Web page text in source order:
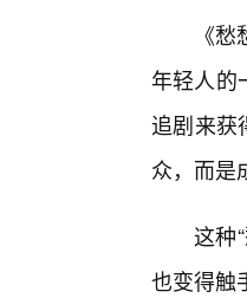
《
年轻人的
追剧来获
众，而是
这种
也变得触